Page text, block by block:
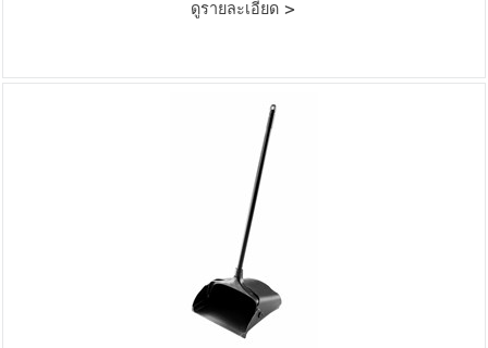
ดูรายละเอียด >